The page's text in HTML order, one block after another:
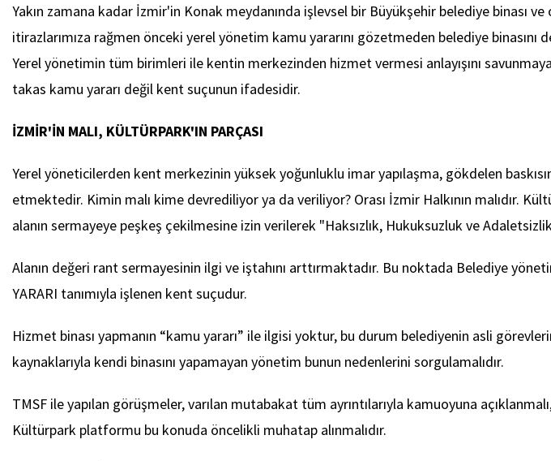
Yakın zamana kadar İzmir'in Konak meydanında işlevsel bir Büyükşehir belediye binası
itirazlarımıza rağmen önceki yerel yönetim kamu yararını gözetmeden belediye binasını
Yerel yönetimin tüm birimleri ile kentin merkezinden hizmet vermesi anlayışını
takas kamu yararı değil kent suçunun ifadesidir.
İZMİR'İN MALI, KÜLTÜRPARK'IN PARÇASI
Yerel yöneticilerden kent merkezinin yüksek yoğunluklu imar yapılaşma, gökdelen
etmektedir. Kimin malı kime devrediliyor ya da veriliyor? Orası İzmir Halkının malıdır.
alanın sermayeye peşkeş çekilmesine izin verilerek "Haksızlık, Hukuksuzluk ve
Alanın değeri rant sermayesinin ilgi ve iştahını arttırmaktadır. Bu noktada Belediye
YARARI tanımıyla işlenen kent suçudur.
Hizmet binası yapmanın “kamu yararı” ile ilgisi yoktur, bu durum belediyenin asli
kaynaklarıyla kendi binasını yapamayan yönetim bunun nedenlerini sorgulamalıdır.
TMSF ile yapılan görüşmeler, varılan mutabakat tüm ayrıntılarıyla kamuoyuna
Kültürpark platformu bu konuda öncelikli muhatap alınmalıdır.